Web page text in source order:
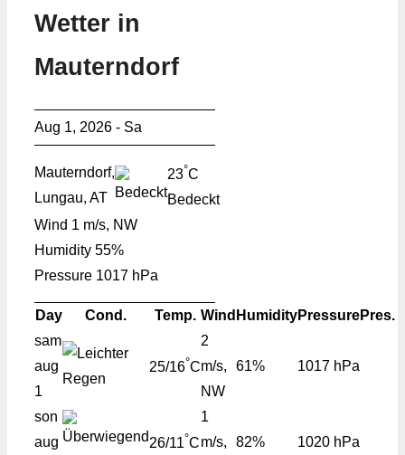
Wetter in
Mauterndorf
Aug 1, 2026 - Sa
Mauterndorf,
Lungau, AT
23°C
Bedeckt
Wind 1 m/s, NW
Humidity 55%
Pressure 1017 hPa
Day Cond. Temp. Wind HumidityPressurePres.
sam
aug
1
25/16°C
2
m/s,
NW
61% 1017 hPa
son
aug
26/11°C
1
m/s,
82% 1020 hPa